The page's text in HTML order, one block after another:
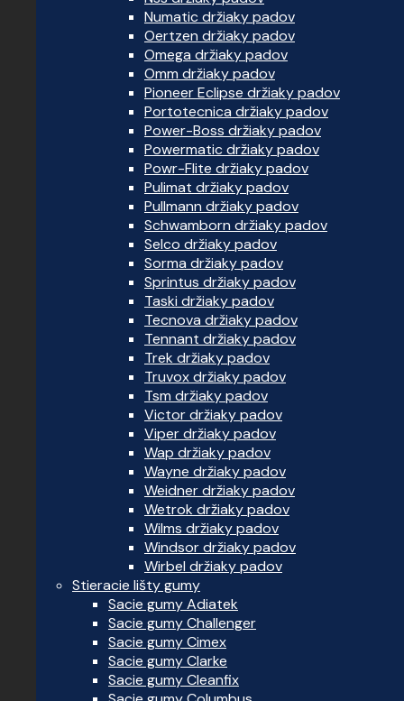
Numatic držiaky padov
Oertzen držiaky padov
Omega držiaky padov
Omm držiaky padov
Pioneer Eclipse držiaky padov
Portotecnica držiaky padov
Power-Boss držiaky padov
Powermatic držiaky padov
Powr-Flite držiaky padov
Pulimat držiaky padov
Pullmann držiaky padov
Schwamborn držiaky padov
Selco držiaky padov
Sorma držiaky padov
Sprintus držiaky padov
Taski držiaky padov
Tecnova držiaky padov
Tennant držiaky padov
Trek držiaky padov
Truvox držiaky padov
Tsm držiaky padov
Victor držiaky padov
Viper držiaky padov
Wap držiaky padov
Wayne držiaky padov
Weidner držiaky padov
Wetrok držiaky padov
Wilms držiaky padov
Windsor držiaky padov
Wirbel držiaky padov
Stieracie lišty gumy
Sacie gumy Adiatek
Sacie gumy Challenger
Sacie gumy Cimex
Sacie gumy Clarke
Sacie gumy Cleanfix